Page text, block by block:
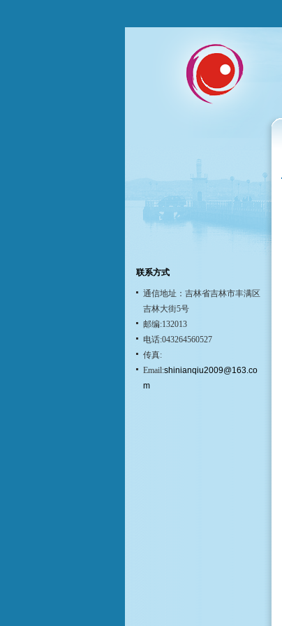
联系方式
通信地址：吉林省吉林市丰满区
吉林大街5号
邮编:132013
电话:043264560527
传真:
Email:shinianqiu2009@163.co
m